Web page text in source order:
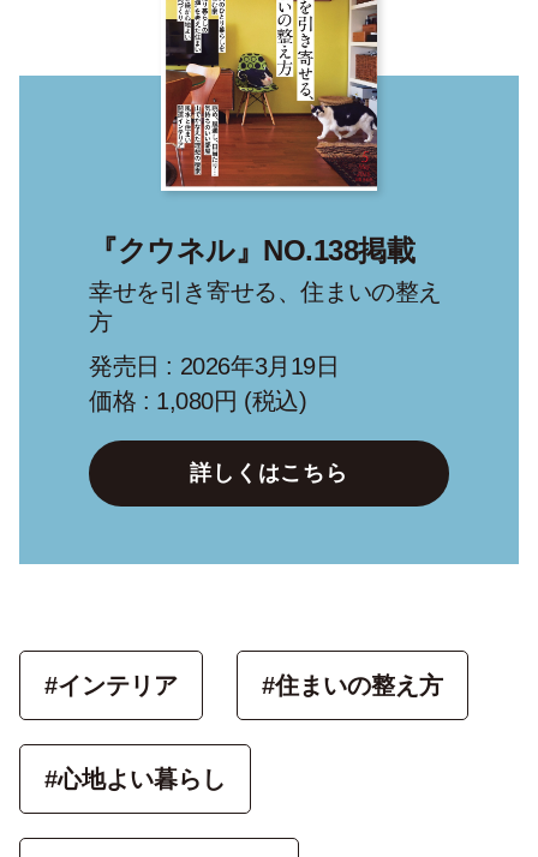
『クウネル』NO.138掲載
幸せを引き寄せる、住まいの整え
方
発売日 : 2026年3月19日
価格 : 1,080円 (税込)
詳しくはこちら
#インテリア #住まいの整え方
#心地よい暮らし